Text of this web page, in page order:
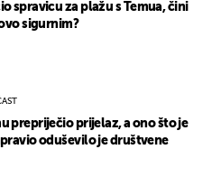
spravicu za plažu s Temua, čini
sigurnim?
prepriječio prijelaz, a ono što je
oduševilo je društvene